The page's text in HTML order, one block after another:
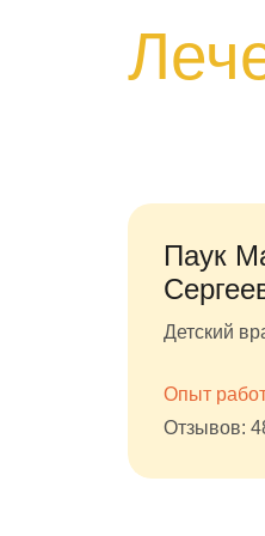
Паук
Детский
Опыт
Отзывов: